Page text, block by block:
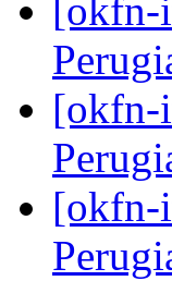
[okfn-
[okfn-
[okfn-